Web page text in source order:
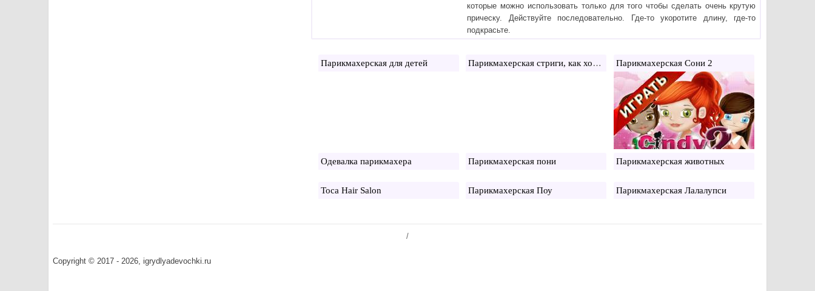
которые можно использовать только для того чтобы сделать очень крутую
прическу. Действуйте последовательно. Где-то укоротите длину, где-то
подкрасьте.
Парикмахерская для детей Парикмахерская стриги, как хочешь Парикмахерская Сони 2
Одевалка парикмахера Парикмахерская пони Парикмахерская животных
Toca Hair Salon Парикмахерская Поу Парикмахерская Лалалупси
/
Copyright © 2017 - 2026, igrydlyadevochki.ru